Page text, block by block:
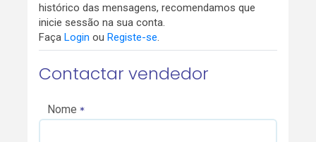
histórico das mensagens, recomendamos que
inicie sessão na sua conta.
Faça Login ou Registe-se.
Contactar vendedor
Nome